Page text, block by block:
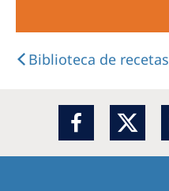
Biblioteca de recetas